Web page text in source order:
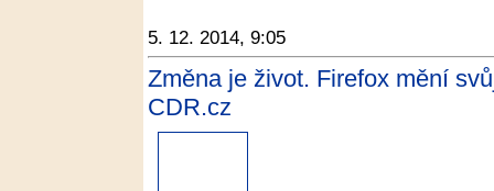
5. 12. 2014, 9:05
Změna je život. Firefox mění
CDR.cz